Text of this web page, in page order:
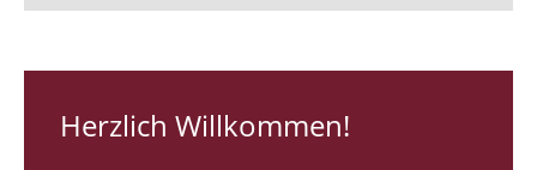
RUNDGANG 26
Herzlich Willkommen!